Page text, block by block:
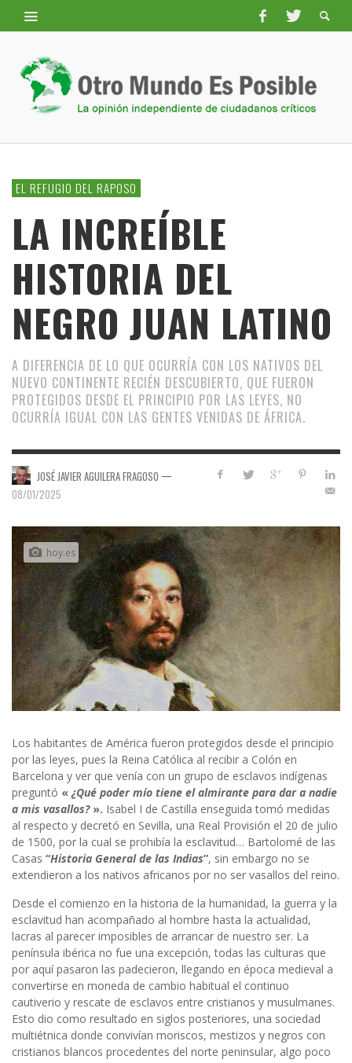
EL REFUGIO DEL RAPOSO
LA INCREÍBLE
HISTORIA DEL
NEGRO JUAN LATINO
A DIFERENCIA DE LO QUE OCURRÍA CON LOS NATIVOS DEL
NUEVO CONTINENTE RECIÉN DESCUBIERTO, QUE FUERON
PROTEGIDOS DESDE EL PRINCIPIO POR LAS LEYES, NO
OCURRÍA IGUAL CON LAS GENTES VENIDAS DE ÁFRICA.
JOSÉ JAVIER AGUILERA FRAGOSO —
08/01/2025
hoy.es
Los habitantes de América fueron protegidos desde el principio
por las leyes, pues la Reina Católica al recibir a Colón en
Barcelona y ver que venía con un grupo de esclavos indígenas
preguntó «¿Qué poder mío tiene el almirante para dar a nadie
a mis vasallos? ». Isabel I de Castilla enseguida tomó medidas
al respecto y decretó en Sevilla, una Real Provisión el 20 de julio
de 1500, por la cual se prohibía la esclavitud… Bartolomé de las
Casas “Historia General de las Indias”, sin embargo no se
extendieron a los nativos africanos por no ser vasallos del reino.
Desde el comienzo en la historia de la humanidad, la guerra y la
esclavitud han acompañado al hombre hasta la actualidad,
lacras al parecer imposibles de arrancar de nuestro ser. La
península ibérica no fue una excepción, todas las culturas que
por aquí pasaron las padecieron, llegando en época medieval a
convertirse en moneda de cambio habitual el continuo
cautiverio y rescate de esclavos entre cristianos y musulmanes.
Esto dio como resultado en siglos posteriores, una sociedad
multiétnica donde convivían moriscos, mestizos y negros con
cristianos blancos procedentes del norte peninsular, algo poco